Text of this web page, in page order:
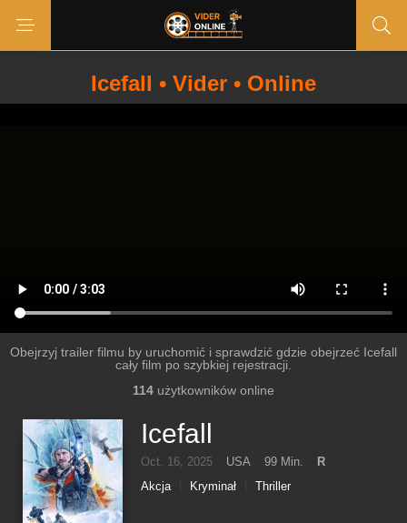
Icefall • Vider • Online
Obejrzyj trailer filmu by uruchomić i sprawdzić gdzie obejrzeć Icefall
cały film po szybkiej rejestracji.
114 użytkowników online
Icefall
Oct. 16, 2025 USA 99 Min.
R
Akcja
Kryminał Thriller